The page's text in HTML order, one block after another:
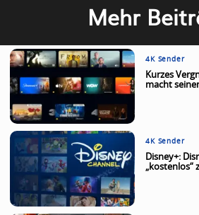
Mehr
4K Sender
Kurzes
macht
4K Sender
Disney+:
„kostenlos“